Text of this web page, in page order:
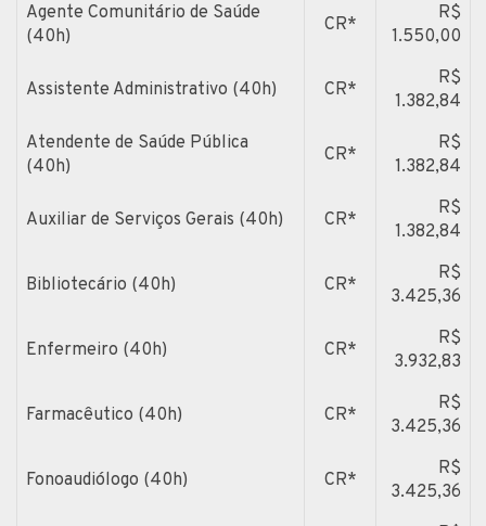
Agente Comunitário de Saúde
(40h)
CR*
R$
1.550,00
Assistente Administrativo (40h) CR*
R$
1.382,84
Atendente de Saúde Pública
(40h)
CR*
R$
1.382,84
Auxiliar de Serviços Gerais (40h) CR*
R$
1.382,84
Bibliotecário (40h) CR*
R$
3.425,36
Enfermeiro (40h) CR*
R$
3.932,83
Farmacêutico (40h) CR*
R$
3.425,36
Fonoaudiólogo (40h) CR*
R$
3.425,36